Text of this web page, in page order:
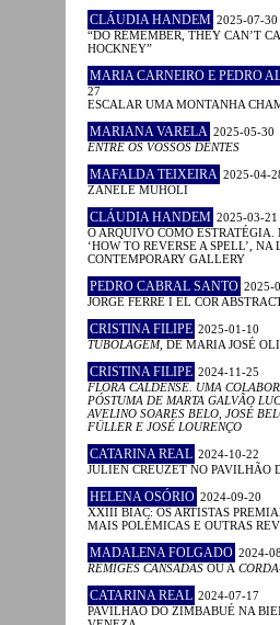
CLÁUDIA HANDEM 2025-07-30
“DO REMEMBER, THEY CAN’T
HOCKNEY”
MARIA CARNEIRO E PEDRO
27
ESCALAR UMA MONTANHA
MARIANA VARELA 2025-05-30
ENTRE OS VOSSOS DENTES
MAFALDA TEIXEIRA 2025-04-
ZANELE MUHOLI
CLÁUDIA HANDEM 2025-03-21
O ARQUIVO COMO ESTRATÉGIA.
‘HOW TO REVERSE A SPELL’,
CONTEMPORARY GALLERY
PEDRO CABRAL SANTO 2025-
JORGE FERRÉ I EL COR
CRISTINA FILIPE 2025-01-10
TUBOLAGEM, DE MARIA JOSÉ
CRISTINA FILIPE 2024-11-25
FLORA CALDENSE. UMA
PÓSTUMA DE MARTA GALVÃO
AVELINO SOARES BELO, JOSÉ
FÜLLER E JOSÉ LOURENÇO
CATARINA REAL 2024-10-22
JULIEN CREUZET NO PAVILHÃO
HELENA OSÓRIO 2024-09-20
XXIII BIAC: OS ARTISTAS
MAIS POLÉMICAS E OUTRAS
MADALENA FOLGADO 2024-
RÉMIGES CANSADAS OU A
CATARINA REAL 2024-07-17
PAVILHÃO DO ZIMBABUÉ NA